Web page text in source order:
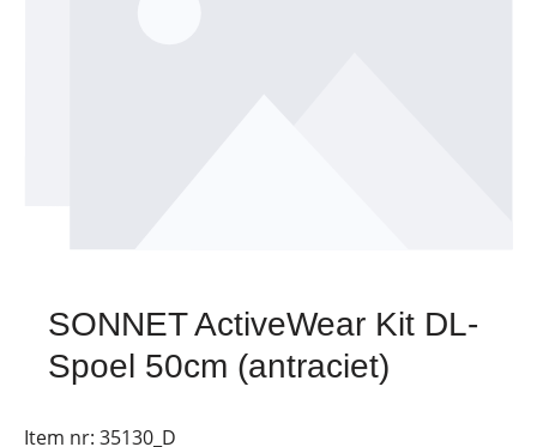
SONNET ActiveWear Kit DL-
Spoel 50cm (antraciet)
Item nr: 35130_D